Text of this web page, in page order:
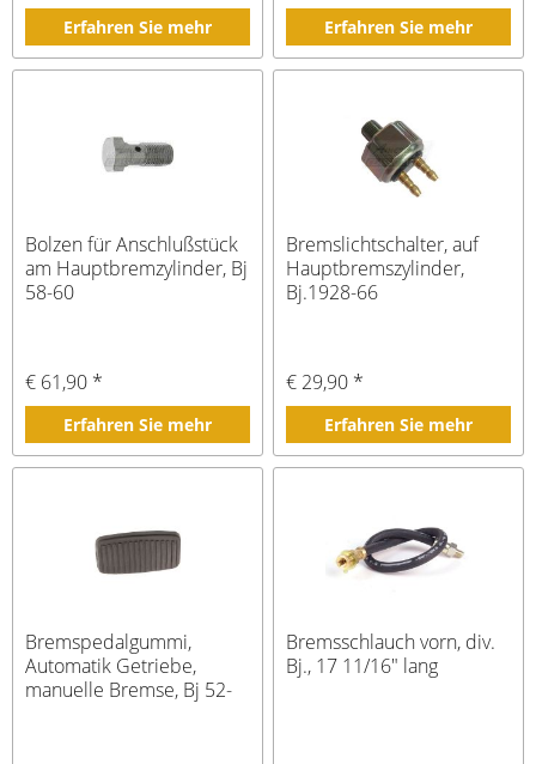
Erfahren Sie mehr Erfahren Sie mehr
Bolzen für Anschlußstück
am Hauptbremzylinder, Bj
58-60
€ 61,90 *
Erfahren Sie mehr
Bremslichtschalter, auf
Hauptbremszylinder,
Bj.1928-66
€ 29,90 *
Erfahren Sie mehr
Bremspedalgummi,
Automatik Getriebe,
manuelle Bremse, Bj 52-
Bremsschlauch vorn, div.
Bj., 17 11/16" lang